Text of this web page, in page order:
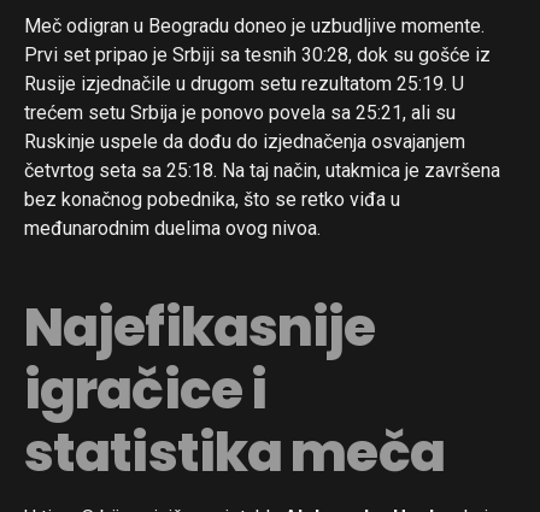
Meč odigran u Beogradu doneo je uzbudljive momente.
Prvi set pripao je Srbiji sa tesnih 30:28, dok su gošće iz
Rusije izjednačile u drugom setu rezultatom 25:19. U
trećem setu Srbija je ponovo povela sa 25:21, ali su
Ruskinje uspele da dođu do izjednačenja osvajanjem
četvrtog seta sa 25:18. Na taj način, utakmica je završena
bez konačnog pobednika, što se retko viđa u
međunarodnim duelima ovog nivoa.
Najefikasnije
igračice i
statistika meča